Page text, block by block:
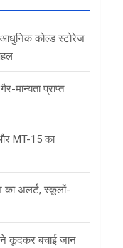
आधुनिक कोल्ड स्टोरेज
मान्यता प्राप्त
MT-15 का
का अलर्ट, स्कूलों-
ने कूदकर बचाई जान